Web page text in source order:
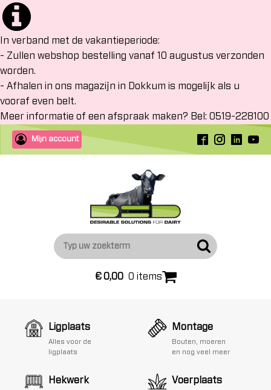
In verband met de vakantieperiode:
- Zullen webshop bestelling vanaf 10 augustus verzonden
worden.
- Afhalen in ons magazijn in Dokkum is mogelijk als u
vooraf even belt.
Meer informatie of een afspraak maken? Bel: 0519-228100
Mijn account
€0,00 0 items
Ligplaats
Alles voor de
ligplaats
Montage
Bouten, moeren
en nog veel meer
Hekwerk Voerplaats